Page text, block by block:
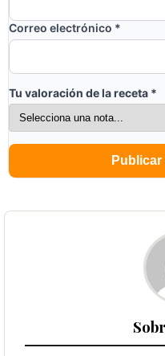
Correo electrónico *
Tu valoración de la receta *